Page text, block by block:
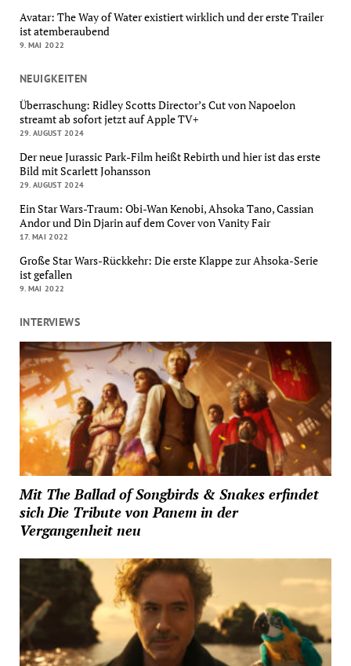
Avatar: The Way of Water existiert wirklich und der erste Trailer
ist atemberaubend
9. MAI 2022
NEUIGKEITEN
Überraschung: Ridley Scotts Director’s Cut von Napoelon
streamt ab sofort jetzt auf Apple TV+
29. AUGUST 2024
Der neue Jurassic Park-Film heißt Rebirth und hier ist das erste
Bild mit Scarlett Johansson
29. AUGUST 2024
Ein Star Wars-Traum: Obi-Wan Kenobi, Ahsoka Tano, Cassian
Andor und Din Djarin auf dem Cover von Vanity Fair
17. MAI 2022
Große Star Wars-Rückkehr: Die erste Klappe zur Ahsoka-Serie
ist gefallen
9. MAI 2022
INTERVIEWS
Mit The Ballad of Songbirds & Snakes erfindet
sich Die Tribute von Panem in der
Vergangenheit neu